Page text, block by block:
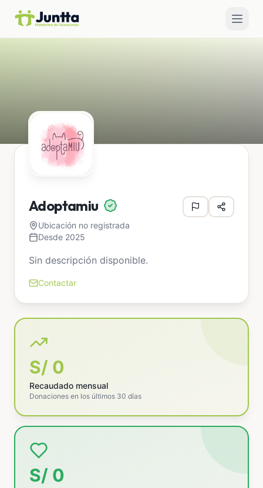
Adoptamiu
Ubicación no registrada
Desde 2025
Sin descripción disponible.
Contactar
S/ 0
Recaudado mensual
Donaciones en los últimos 30 días
S/ 0